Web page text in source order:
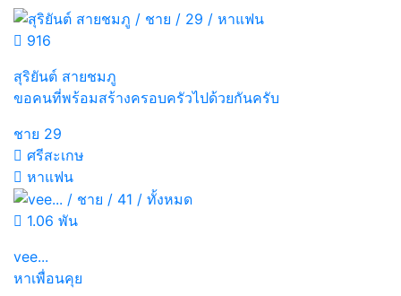
916
สุริยันต์ สายชมภู
ขอคนที่พร้อมสร้างครอบครัวไปด้วยกันครับ
ชาย 29
ศรีสะเกษ
หาแฟน
1.06 พัน
vee...
หาเพื่อนคุย